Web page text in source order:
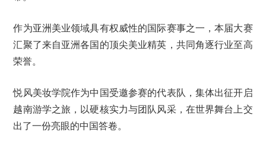
作为亚洲美业领域具有权威性的国际赛事之一，本届大赛
汇聚了来自亚洲各国的顶尖美业精英，共同角逐行业至高
荣誉。
悦风美妆学院作为中国受邀参赛的代表队，集体出征开启
越南游学之旅，以硬核实力与团队风采，在世界舞台上交
出了一份亮眼的中国答卷。